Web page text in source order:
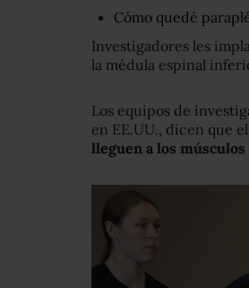
Cómo quedé
Investigadores les
la médula espinal
Los equipos de
en EE.UU., dicen que
lleguen a los